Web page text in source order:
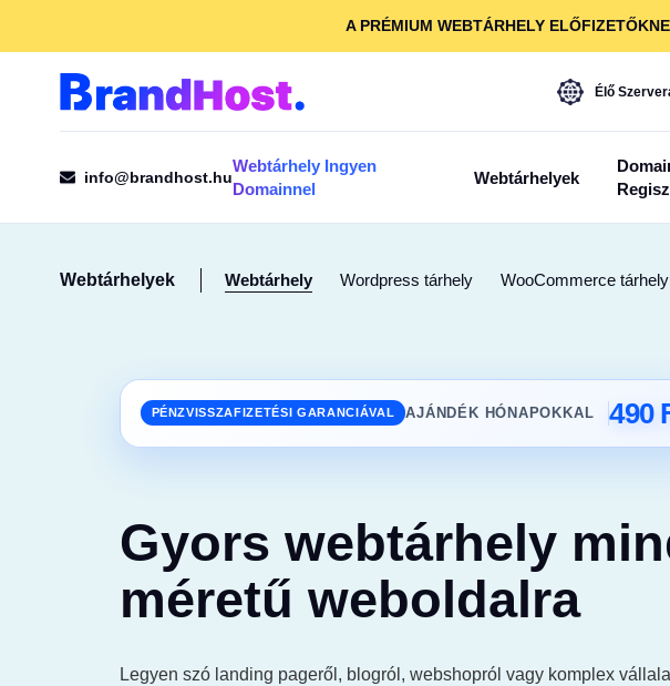
A PRÉMIUM WEBTÁRHELY
Élő
info@brandhost.hu
Webtárhely Ingyen
Domainnel
Webtárhelyek
Webtárhelyek Webtárhely Wordpress tárhely WooCommerce tárhely
PÉNZVISSZAFIZETÉSI GARANCIÁVAL AJÁNDÉK HÓNAPOKKAL 490
Gyors webtárhely
méretű weboldalra
Legyen szó landing pageről, blogról, webshopról vagy komplex
VISSZAIGAZOLT VÁSÁRLÓ
belül válaszolnak. Az oldalunk